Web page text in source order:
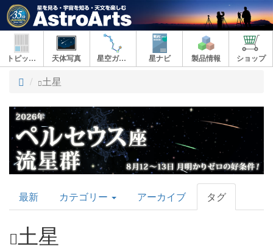
トピックス 天体写真 星空ガイド 星ナビ 製品情報 ショップ
ト
プ
土星
AstroArts
Topics
最新 カテゴリー アーカイブ タグ
土星